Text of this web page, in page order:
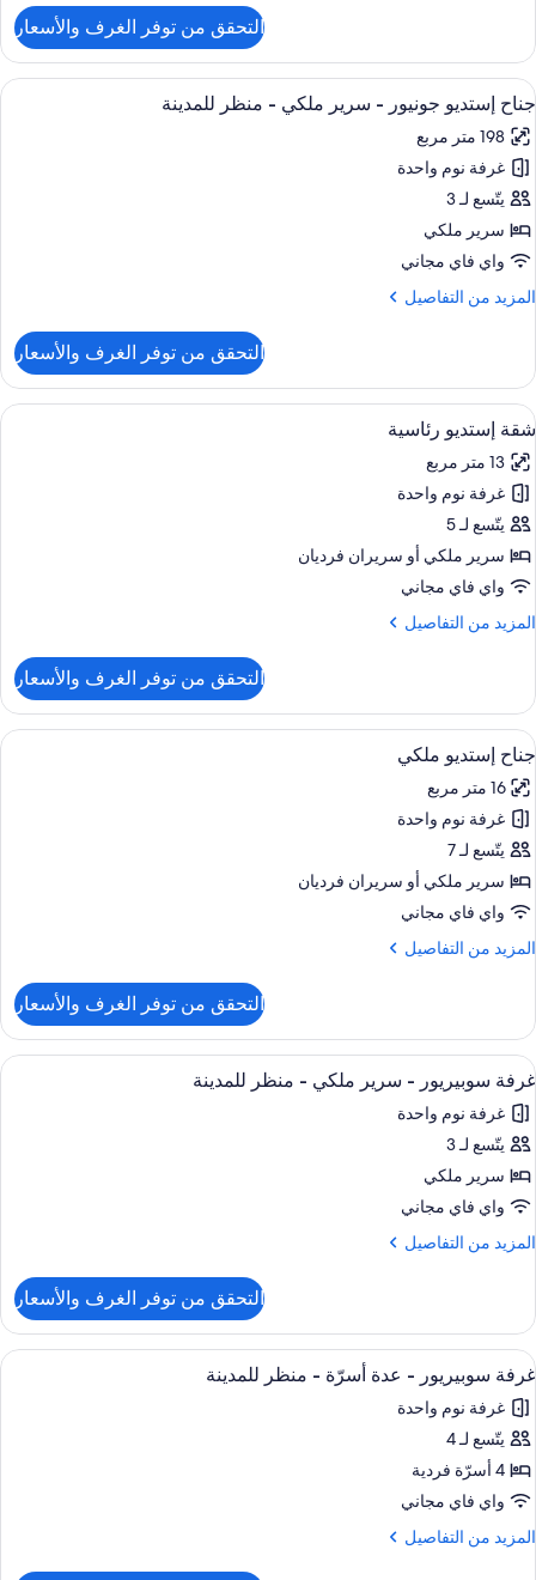
جناح
إستديو
جونيور
سرير
ملكي
(Haram
View)
التحقق من توفر الغرف والأسعار
استعراض
جميع
صور
جناح
إستديو
جونيور
-
سرير
ملكي
للمدينة
ملاءات من القطن المصري وأغطية فراش
6
جناح إستديو جونيور - سرير ملكي - منظر للمدينة
198 متر مربع
غرفة نوم واحدة
يتّسع لـ 3
سرير ملكي
واي فاي مجاني
المزيد من التفاصيل
المزيد
جناح
إستديو
جونيور
سرير
ملكي
منظر
للمدينة
التحقق من توفر الغرف والأسعار
استعراض
جميع
صور
شقة
إستديو
رئاسية
ملاءات من القطن المصري وأغطية فراش
8
شقة إستديو رئاسية
13 متر مربع
غرفة نوم واحدة
يتّسع لـ 5
سرير ملكي‫‬ أو سريران فرديان
واي فاي مجاني
المزيد من التفاصيل
المزيد
شقة
إستديو
رئاسية
التحقق من توفر الغرف والأسعار
استعراض
جميع
صور
جناح
إستديو
ملكي
ملاءات من القطن المصري وأغطية فراش
14
جناح إستديو ملكي
16 متر مربع
غرفة نوم واحدة
يتّسع لـ 7
سرير ملكي‫‬ أو سريران فرديان
واي فاي مجاني
المزيد من التفاصيل
المزيد
جناح
إستديو
ملكي
التحقق من توفر الغرف والأسعار
استعراض
جميع
صور
غرفة
سوبيريور
-
سرير
ملكي
منظر
للمدينة
ملاءات من القطن المصري وأغطية فراش
6
غرفة سوبيريور - سرير ملكي - منظر للمدينة
غرفة نوم واحدة
يتّسع لـ 3
سرير ملكي
واي فاي مجاني
المزيد من التفاصيل
المزيد
غرفة
سوبيريور
-
سرير
ملكي
للمدينة
التحقق من توفر الغرف والأسعار
استعراض
جميع
صور
غرفة
سوبيريور
-
عدة
أسرّة
ملاءات من القطن المصري وأغطية فراش
7
غرفة سوبيريور - عدة أسرّة - منظر للمدينة
غرفة نوم واحدة
يتّسع لـ 4
4 أسرّة فردية
واي فاي مجاني
المزيد من التفاصيل
المزيد